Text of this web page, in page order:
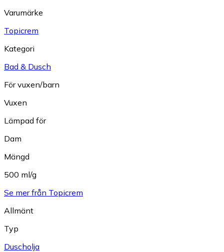
Varumärke
Topicrem
Kategori
Bad & Dusch
För vuxen/barn
Vuxen
Lämpad för
Dam
Mängd
500 ml/g
Se mer från Topicrem
Allmänt
Typ
Duscholja